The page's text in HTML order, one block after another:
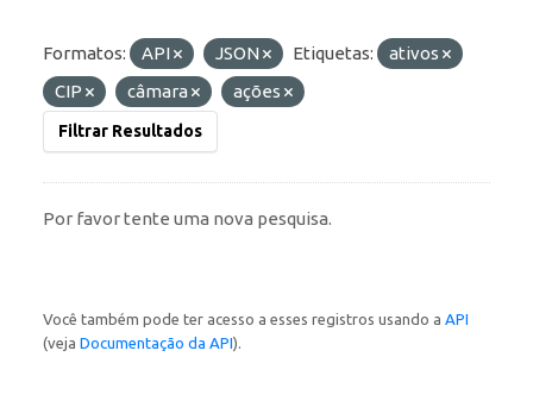
Formatos: API JSON Etiquetas:
ativos
CIP
câmara ações
Filtrar Resultados
Por favor tente uma nova pesquisa.
Você também pode ter acesso a esses registros usando a API
(veja Documentação da API).